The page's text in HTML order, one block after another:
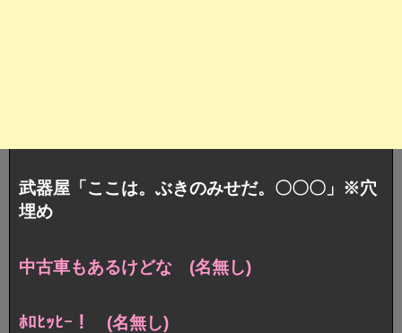
武器屋「ここは。ぶきのみせだ。〇〇〇」※穴
埋め
中古車もあるけどな (名無し)
ﾎﾛﾋｯﾋｰ！ (名無し)